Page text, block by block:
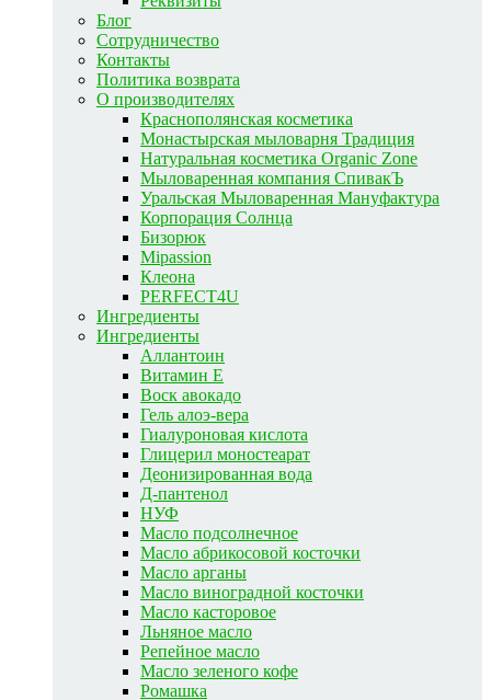
Блог
Сотрудничество
Контакты
Политика возврата
О производителях
Краснополянская косметика
Монастырская мыловарня Традиция
Натуральная косметика Organic Zone
Мыловаренная компания СпивакЪ
Уральская Мыловаренная Мануфактура
Корпорация Солнца
Бизорюк
Mipassion
Клеона
PERFECT4U
Ингредиенты
Ингредиенты
Аллантоин
Витамин E
Воск авокадо
Гель алоэ-вера
Гиалуроновая кислота
Глицерил моностеарат
Деонизированная вода
Д-пантенол
НУФ
Масло подсолнечное
Масло абрикосовой косточки
Масло арганы
Масло виноградной косточки
Масло касторовое
Льняное масло
Репейное масло
Масло зеленого кофе
Ромашка